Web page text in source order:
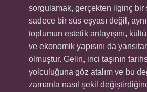
sorgulamak, gerçekten ilginç bir
sadece bir süs eşyası değil,
toplumun estetik anlayışını,
ve ekonomik yapısını da
olmuştur. Gelin, inci taşının
yolculuğuna göz atalım ve bu
zamanla nasıl şekil